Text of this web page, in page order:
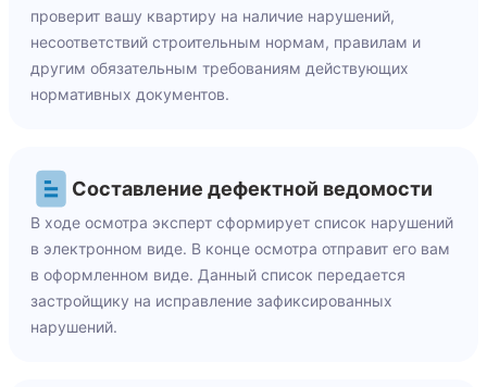
проверит вашу квартиру на наличие нарушений,
несоответствий строительным нормам, правилам и
другим обязательным требованиям действующих
нормативных документов.
Составление дефектной ведомости
В ходе осмотра эксперт сформирует список нарушений
в электронном виде. В конце осмотра отправит его вам
в оформленном виде. Данный список передается
застройщику на исправление зафиксированных
нарушений.